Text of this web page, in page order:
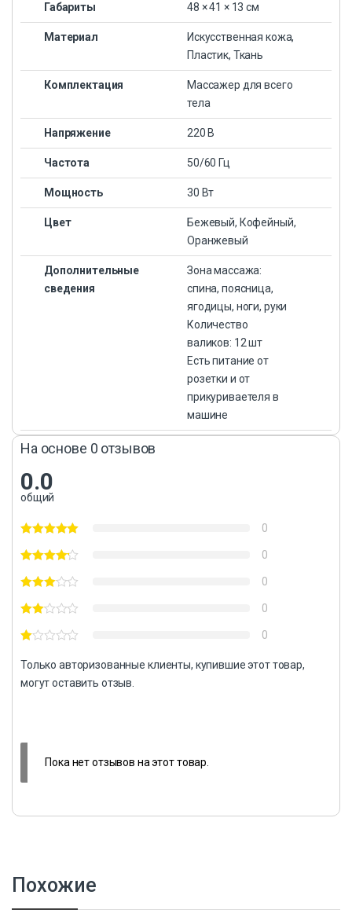
Габариты 48 × 41 × 13 см
Материал
Искусственная кожа,
Пластик, Ткань
Комплектация
Массажер для всего
тела
Напряжение 220 В
Частота 50/60 Гц
Мощность 30 Вт
Цвет
Бежевый, Кофейный,
Оранжевый
Дополнительные
сведения
Зона массажа:
спина, поясница,
ягодицы, ноги, руки
Количество
валиков: 12 шт
Есть питание от
розетки и от
прикуриваетеля в
машине
На основе 0 отзывов
0.0
общий
0
0
0
0
0
Только авторизованные клиенты, купившие этот товар,
могут оставить отзыв.
Пока нет отзывов на этот товар.
Похожие